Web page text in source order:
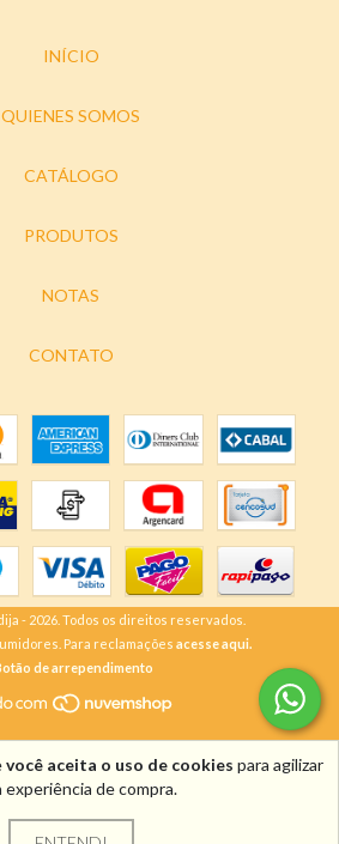
você aceita o uso de cookies para agilizar
experiência de compra.
INÍCIO
QUIENES SOMOS
CATÁLOGO
PRODUTOS
NOTAS
CONTATO
- 2026. Todos os direitos reservados.
Para reclamações acesse aqui.
de arrependimento